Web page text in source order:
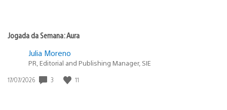
Jogada da Semana: Aura
Julia Moreno
PR, Editorial and Publishing Manager, SIE
Data
17/07/2026 3 11